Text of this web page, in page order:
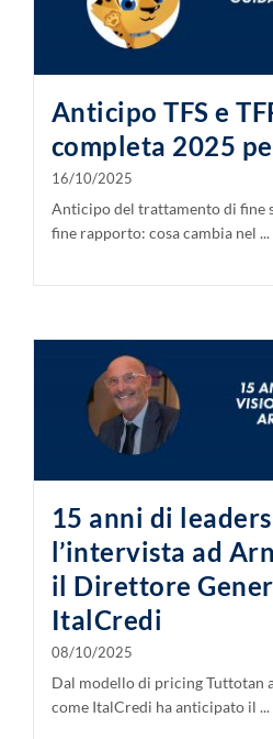
Anticipo TFS e
completa 2025
16/10/2025
Anticipo del trattamento di fine
fine rapporto: cosa cambia nel ...
15 anni di
l’intervista ad
il Direttore
ItalCredi
08/10/2025
Dal modello di pricing Tuttotan
come ItalCredi ha anticipato il ...